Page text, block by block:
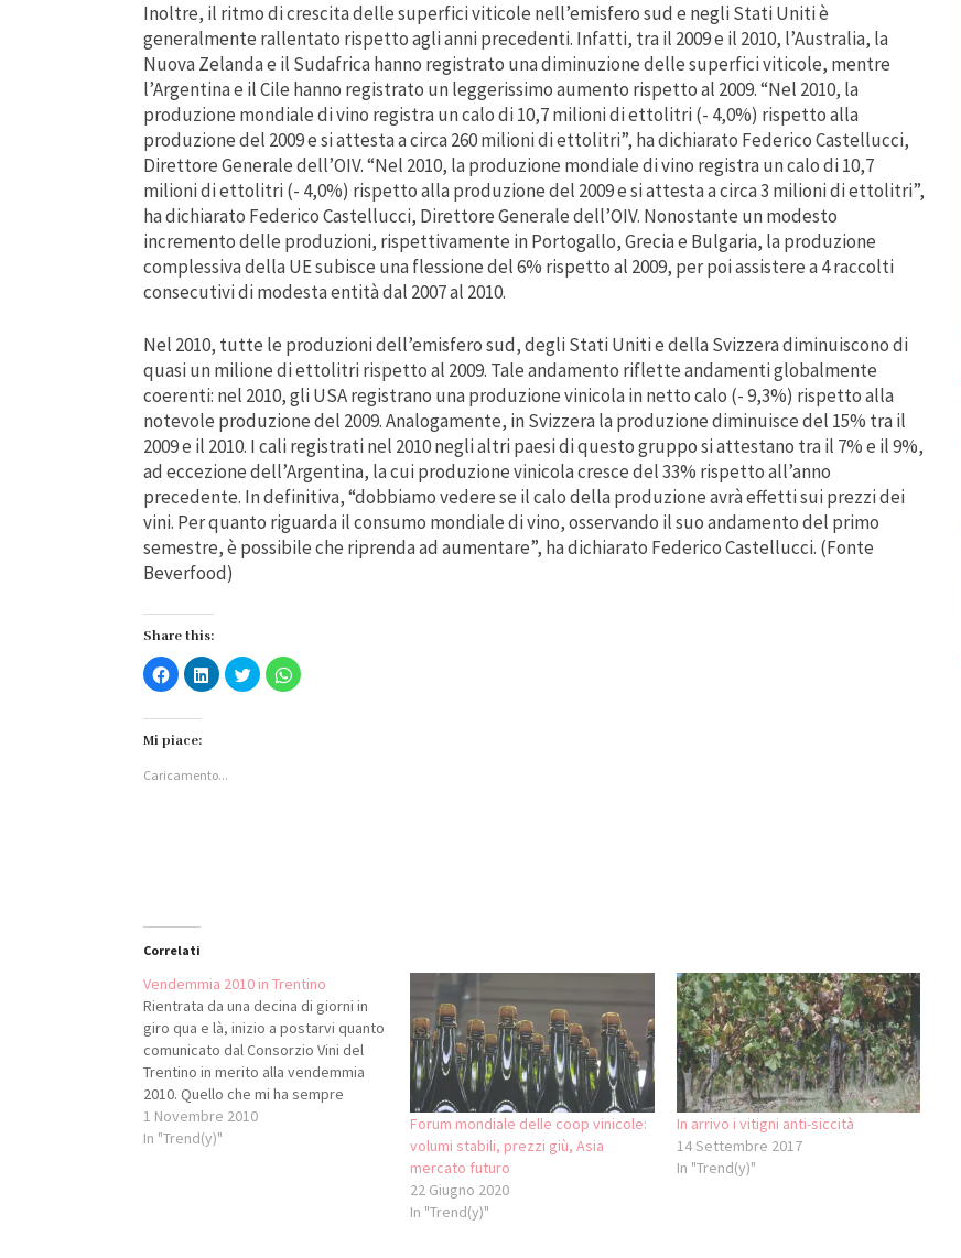
Inoltre, il ritmo di crescita delle superfici viticole nell’emisfero sud e negli Stati Uniti è
generalmente rallentato rispetto agli anni precedenti. Infatti, tra il 2009 e il 2010, l’Australia, la
Nuova Zelanda e il Sudafrica hanno registrato una diminuzione delle superfici viticole, mentre
l’Argentina e il Cile hanno registrato un leggerissimo aumento rispetto al 2009. “Nel 2010, la
produzione mondiale di vino registra un calo di 10,7 milioni di ettolitri (- 4,0%) rispetto alla
produzione del 2009 e si attesta a circa 260 milioni di ettolitri”, ha dichiarato Federico Castellucci,
Direttore Generale dell’OIV. “Nel 2010, la produzione mondiale di vino registra un calo di 10,7
milioni di ettolitri (- 4,0%) rispetto alla produzione del 2009 e si attesta a circa 3 milioni di ettolitri”,
ha dichiarato Federico Castellucci, Direttore Generale dell’OIV. Nonostante un modesto
incremento delle produzioni, rispettivamente in Portogallo, Grecia e Bulgaria, la produzione
complessiva della UE subisce una flessione del 6% rispetto al 2009, per poi assistere a 4 raccolti
consecutivi di modesta entità dal 2007 al 2010.
Nel 2010, tutte le produzioni dell’emisfero sud, degli Stati Uniti e della Svizzera diminuiscono di
quasi un milione di ettolitri rispetto al 2009. Tale andamento riflette andamenti globalmente
coerenti: nel 2010, gli USA registrano una produzione vinicola in netto calo (- 9,3%) rispetto alla
notevole produzione del 2009. Analogamente, in Svizzera la produzione diminuisce del 15% tra il
2009 e il 2010. I cali registrati nel 2010 negli altri paesi di questo gruppo si attestano tra il 7% e il 9%,
ad eccezione dell’Argentina, la cui produzione vinicola cresce del 33% rispetto all’anno
precedente. In definitiva, “dobbiamo vedere se il calo della produzione avrà effetti sui prezzi dei
vini. Per quanto riguarda il consumo mondiale di vino, osservando il suo andamento del primo
semestre, è possibile che riprenda ad aumentare”, ha dichiarato Federico Castellucci. (Fonte
Beverfood)
Share this:
Fai
clic
su
Facebook
(Si
in
Fai
clic
apre
Fai
clic
Fai
clic
Mi piace:
Caricamento...
Correlati
Vendemmia 2010 in Trentino
Rientrata da una decina di giorni in
giro qua e là, inizio a postarvi quanto
comunicato dal Consorzio Vini del
Trentino in merito alla vendemmia
2010. Quello che mi ha sempre
colpito, e che potrete vedere nel
documento completo in versione
1 Novembre 2010
In "Trend(y)"
Forum mondiale delle coop vinicole:
volumi stabili, prezzi giù, Asia
mercato futuro
22 Giugno 2020
In "Trend(y)"
In arrivo i vitigni anti-siccità
14 Settembre 2017
In "Trend(y)"